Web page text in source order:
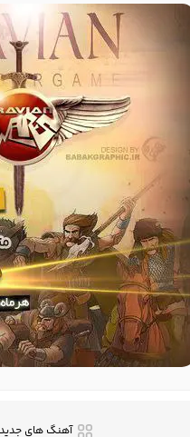
آهنگ های جدید